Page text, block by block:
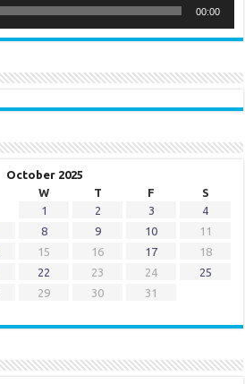
00:00
October 2025
W T F
S
1
2 3
4
8 9 10
11
15 16 17
18
22 23 24
25
29 30
31